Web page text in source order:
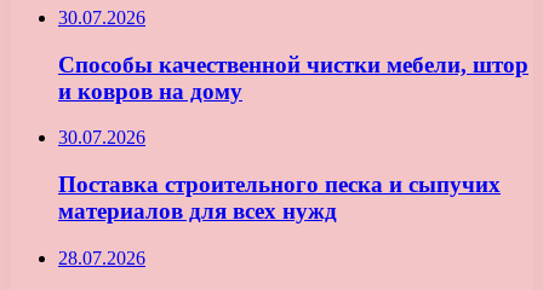
30.07.2026
Способы качественной чистки мебели, штор
и ковров на дому
30.07.2026
Поставка строительного песка и сыпучих
материалов для всех нужд
28.07.2026